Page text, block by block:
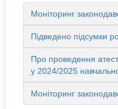
Моніторинг
Підведено підсумки
Про проведення
у 2024/2025
Моніторинг